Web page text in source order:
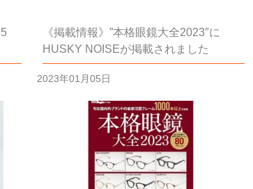
《掲載情報》”本格眼鏡大全2023″に
HUSKY NOISEが掲載されました
2023年01月05日